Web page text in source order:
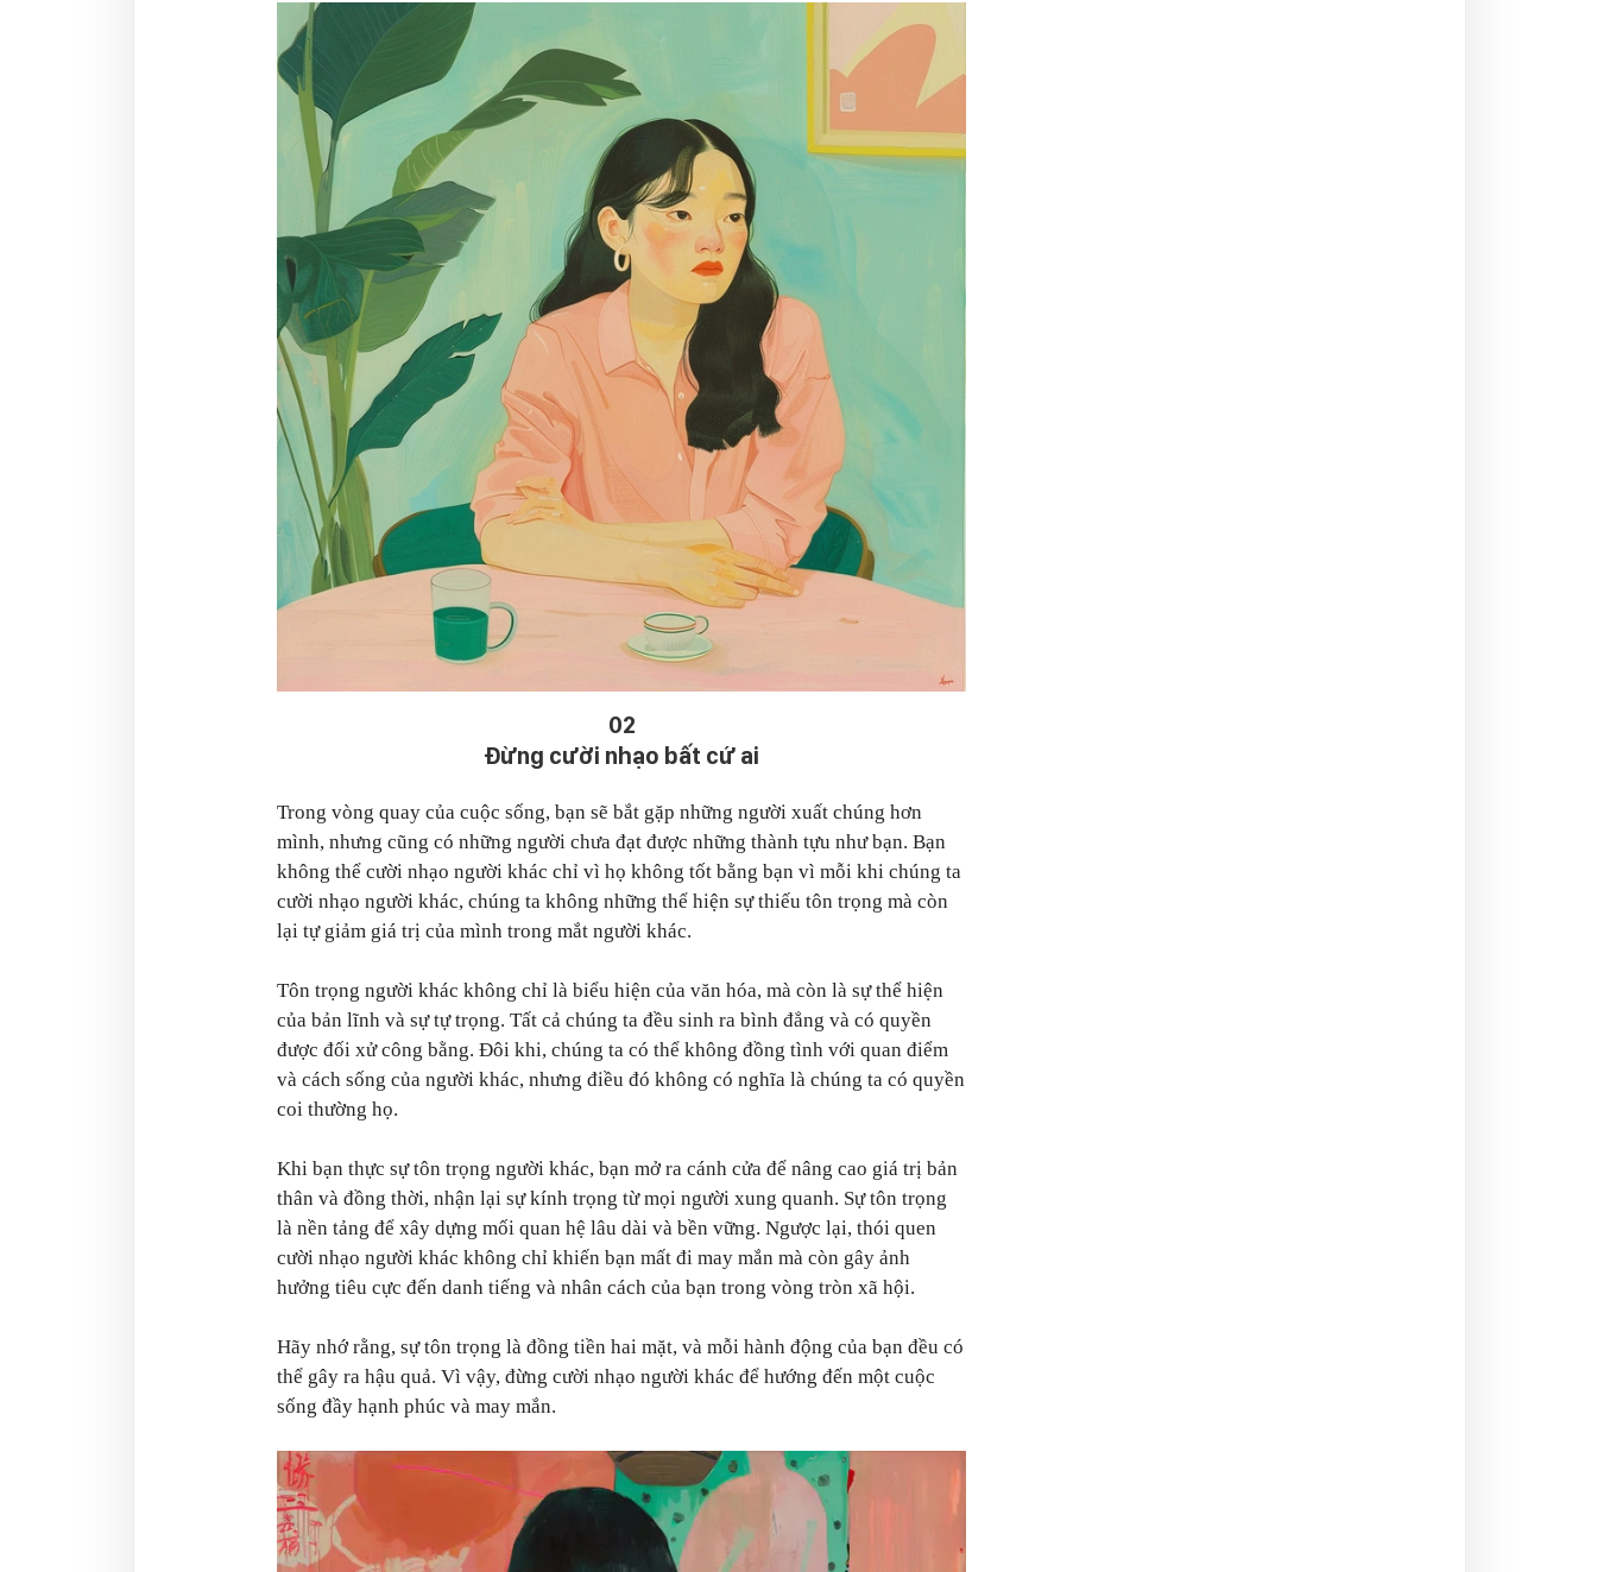
02
Đừng cười nhạo bất cứ ai
Trong vòng quay của cuộc sống, bạn sẽ bắt gặp những người xuất chúng hơn
mình, nhưng cũng có những người chưa đạt được những thành tựu như bạn. Bạn
không thể cười nhạo người khác chỉ vì họ không tốt bằng bạn vì mỗi khi chúng ta
cười nhạo người khác, chúng ta không những thể hiện sự thiếu tôn trọng mà còn
lại tự giảm giá trị của mình trong mắt người khác.
Tôn trọng người khác không chỉ là biểu hiện của văn hóa, mà còn là sự thể hiện
của bản lĩnh và sự tự trọng. Tất cả chúng ta đều sinh ra bình đẳng và có quyền
được đối xử công bằng. Đôi khi, chúng ta có thể không đồng tình với quan điểm
và cách sống của người khác, nhưng điều đó không có nghĩa là chúng ta có quyền
coi thường họ.
Khi bạn thực sự tôn trọng người khác, bạn mở ra cánh cửa để nâng cao giá trị bản
thân và đồng thời, nhận lại sự kính trọng từ mọi người xung quanh. Sự tôn trọng
là nền tảng để xây dựng mối quan hệ lâu dài và bền vững. Ngược lại, thói quen
cười nhạo người khác không chỉ khiến bạn mất đi may mắn mà còn gây ảnh
hưởng tiêu cực đến danh tiếng và nhân cách của bạn trong vòng tròn xã hội.
Hãy nhớ rằng, sự tôn trọng là đồng tiền hai mặt, và mỗi hành động của bạn đều có
thể gây ra hậu quả. Vì vậy, đừng cười nhạo người khác để hướng đến một cuộc
sống đầy hạnh phúc và may mắn.